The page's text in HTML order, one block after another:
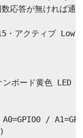
が無ければ通信
・アクティブ
ボード黄色 LED
/